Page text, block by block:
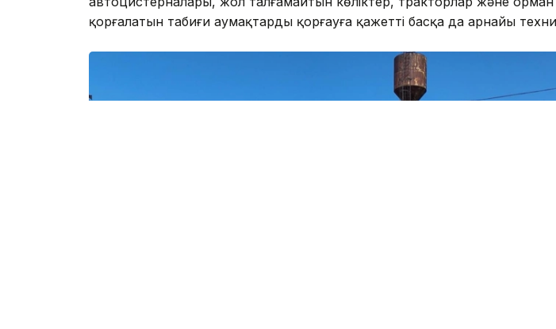
қорғалатын табиғи аумақтарды қорғауға қажетті басқа да арнайы